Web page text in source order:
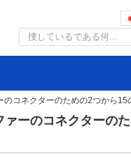
コネクターのための2つから15
ーのコネクターの